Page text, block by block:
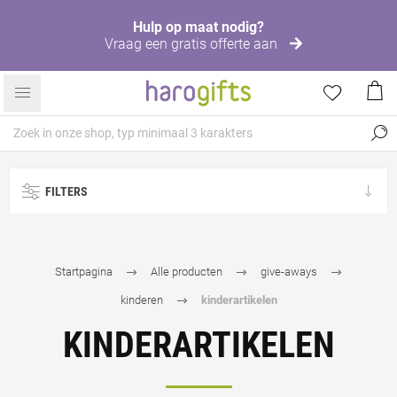
Hulp op maat nodig?
Vraag een gratis offerte aan
FILTERS
Startpagina Alle producten give-aways
kinderen kinderartikelen
KINDERARTIKELEN